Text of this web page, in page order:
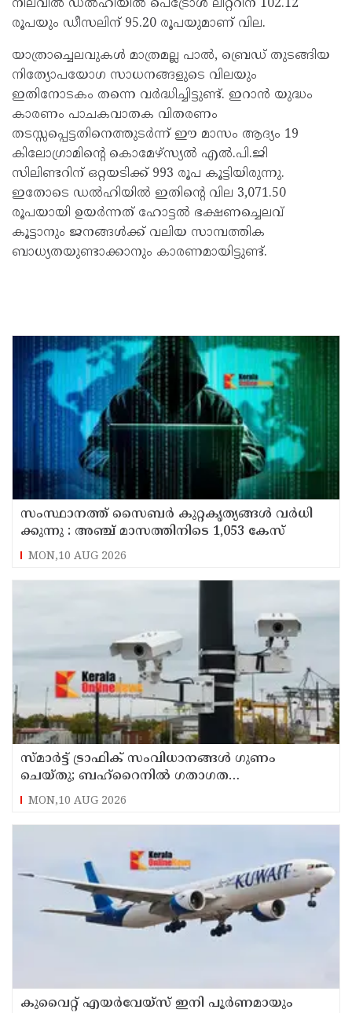
നിലവിൽ ഡൽഹിയിൽ പെട്രോൾ ലിറ്ററിന് 102.12
രൂപയും ഡീസലിന് 95.20 രൂപയുമാണ് വില.
യാത്രാച്ചെലവുകൾ മാത്രമല്ല പാൽ, ബ്രെഡ് തുടങ്ങിയ
നിത്യോപയോഗ സാധനങ്ങളുടെ വിലയും
ഇതിനോടകം തന്നെ വർദ്ധിച്ചിട്ടുണ്ട്. ഇറാൻ യുദ്ധം
കാരണം പാചകവാതക വിതരണം
തടസ്സപ്പെട്ടതിനെത്തുടർന്ന് ഈ മാസം ആദ്യം 19
കിലോഗ്രാമിന്റെ കൊമേഴ്സ്യൽ എൽ.പി.ജി
സിലിണ്ടറിന് ഒറ്റയടിക്ക് 993 രൂപ കൂട്ടിയിരുന്നു.
ഇതോടെ ഡൽഹിയിൽ ഇതിന്റെ വില 3,071.50
രൂപയായി ഉയർന്നത് ഹോട്ടൽ ഭക്ഷണച്ചെലവ്
കൂട്ടാനും ജനങ്ങൾക്ക് വലിയ സാമ്പത്തിക
ബാധ്യതയുണ്ടാക്കാനും കാരണമായിട്ടുണ്ട്.
സം​സ്ഥാ​ന​ത്ത് സൈ​ബ​ര്‍ കു​റ്റ​കൃ​ത്യ​ങ്ങ​ൾ വ​ർ​ധി​
ക്കു​ന്നു : അഞ്ച്​ മാസത്തിനിടെ 1,053 കേസ്
MON,10 AUG 2026
സ്മാര്‍ട്ട് ട്രാഫിക് സംവിധാനങ്ങള്‍ ഗുണം
ചെയ്തു; ബഹ്‌റൈനില്‍ ഗതാഗത
നിയമലംഘനങ്ങളും അപകടങ്ങളും കുറഞ്ഞു
MON,10 AUG 2026
കുവൈറ്റ് എയര്‍വേയ്സ് ഇനി പൂര്‍ണമായും